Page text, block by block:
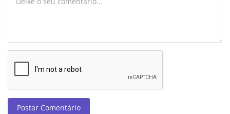
Postar Comentário